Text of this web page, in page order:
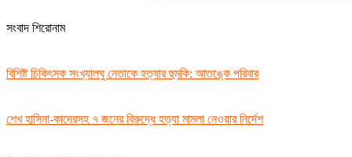
সংবাদ শিরোনাম
বিশিষ্ট চিকিৎসক সংখ্যালঘু নেতাকে হত্যার হুমকি: আতঙ্কে পরিবার
শেখ হাসিনা-কাদেরসহ ৭ জনের বিরুদ্ধে হত্যা মামলা নেওয়ার নির্দেশ